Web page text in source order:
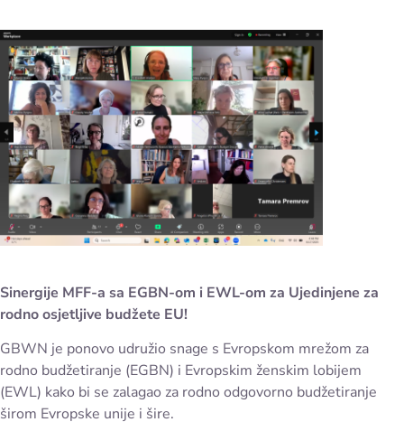
Sinergije MFF-a sa EGBN-om i EWL-om za Ujedinjene za
rodno osjetljive budžete EU!
GBWN je ponovo udružio snage s Evropskom mrežom za
rodno budžetiranje (EGBN) i Evropskim ženskim lobijem
(EWL) kako bi se zalagao za rodno odgovorno budžetiranje
širom Evropske unije i šire.